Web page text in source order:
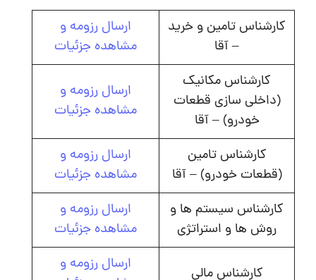
کارشناس تامین و خرید
– آقا
ارسال رزومه و
مشاهده جزئیات
کارشناس مکانیک
(داخلی سازی قطعات
خودرو) – آقا
ارسال رزومه و
مشاهده جزئیات
کارشناس تامین
(قطعات خودرو) – آقا
ارسال رزومه و
مشاهده جزئیات
کارشناس سیستم ها و
روش ها و استراتژی
ارسال رزومه و
مشاهده جزئیات
کارشناس مالی
ارسال رزومه و